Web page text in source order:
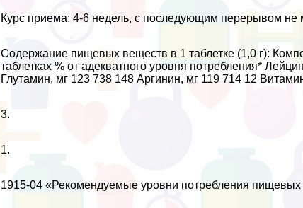
Курс приема: 4-6 недель, с последующим перерывом не
Содержание пищевых веществ в 1 таблетке (1,0 г):
таблетках % от адекватного уровня потрeбления*
Глутамин, мг 123 738 148 Аргинин, мг 119 714 12
3.
1.
1915-04 «Рекомендуемые уровни потрeбления пищевых